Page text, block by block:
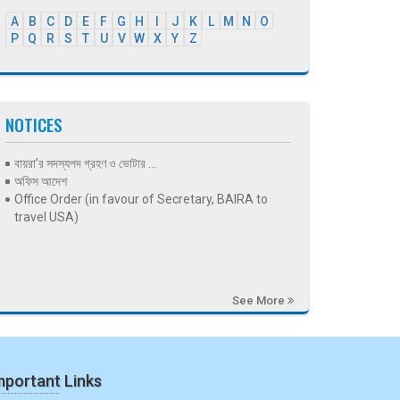
A B C D E F G H J K L M N
O
P
Q R S T U V W X Y Z
NOTICES
বায়রা’র সদস্যপদ গ্রহণ ও ভোটার ...
অফিস আদেশ
Office Order (in favour of Secretary, BAIRA to
travel USA)
See More
Links